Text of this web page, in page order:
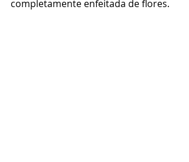
completamente enfeitada de flores.